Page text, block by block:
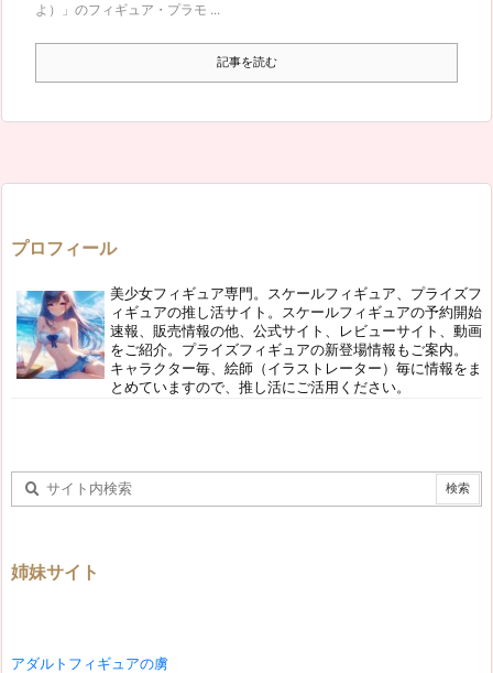
よ）」のフィギュア・プラモ ...
記事を読む
プロフィール
美少女フィギュア専門。スケールフィギュア、プライズフ
ィギュアの推し活サイト。スケールフィギュアの予約開始
速報、販売情報の他、公式サイト、レビューサイト、動画
をご紹介。プライズフィギュアの新登場情報もご案内。
キャラクター毎、絵師（イラストレーター）毎に情報をま
とめていますので、推し活にご活用ください。
姉妹サイト
アダルトフィギュアの虜